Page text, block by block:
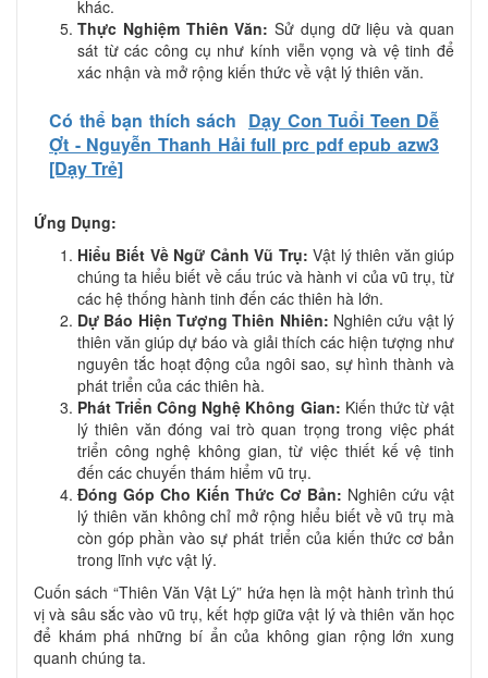
khác.
Thực Nghiệm Thiên Văn: Sử dụng dữ liệu và quan
sát từ các công cụ như kính viễn vọng và vệ tinh để
xác nhận và mở rộng kiến thức về vật lý thiên văn.
Có thể bạn thích sách Dạy Con Tuổi Teen Dễ
Ợt - Nguyễn Thanh Hải full prc pdf epub azw3
[Dạy Trẻ]
Ứng Dụng:
Hiểu Biết Về Ngữ Cảnh Vũ Trụ: Vật lý thiên văn giúp
chúng ta hiểu biết về cấu trúc và hành vi của vũ trụ, từ
các hệ thống hành tinh đến các thiên hà lớn.
Dự Báo Hiện Tượng Thiên Nhiên: Nghiên cứu vật lý
thiên văn giúp dự báo và giải thích các hiện tượng như
nguyên tắc hoạt động của ngôi sao, sự hình thành và
phát triển của các thiên hà.
Phát Triển Công Nghệ Không Gian: Kiến thức từ vật
lý thiên văn đóng vai trò quan trọng trong việc phát
triển công nghệ không gian, từ việc thiết kế vệ tinh
đến các chuyến thám hiểm vũ trụ.
Đóng Góp Cho Kiến Thức Cơ Bản: Nghiên cứu vật
lý thiên văn không chỉ mở rộng hiểu biết về vũ trụ mà
còn góp phần vào sự phát triển của kiến thức cơ bản
trong lĩnh vực vật lý.
Cuốn sách “Thiên Văn Vật Lý” hứa hẹn là một hành trình thú
vị và sâu sắc vào vũ trụ, kết hợp giữa vật lý và thiên văn học
để khám phá những bí ẩn của không gian rộng lớn xung
quanh chúng ta.